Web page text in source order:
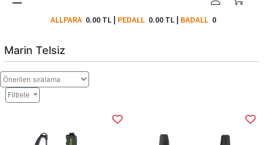
ALLPARA 0.00 TL| PEDALL 0.00 TL| BADALL0
Marin Telsiz
Filtrele